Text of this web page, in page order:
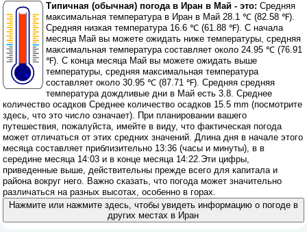
Типичная (обычная) погода в Иран в Май - это: Средняя
максимальная температура в Иран в Май 28.1 ℃ (82.58 ℉).
Средняя низкая температура 16.6 ℃ (61.88 ℉). С начала
месяца Май вы можете ожидать ниже температуры, средняя
максимальная температура составляет около 24.95 ℃ (76.91
℉). С конца месяца Май вы можете ожидать выше
температуры, средняя максимальная температура
составляет около 30.95 ℃ (87.71 ℉). Средняя средняя
температура дождливые дни в Май есть 3.8. Среднее
количество осадков Среднее количество осадков 15.5 mm (посмотрите
здесь, что это число означает). При планировании вашего
путешествия, пожалуйста, имейте в виду, что фактическая погода
может отличаться от этих средних значений. Длина дня в начале этого
месяца составляет приблизительно 13:36 (часы и минуты), в в
середине месяца 14:03 и в конце месяца 14:22.Эти цифры,
приведенные выше, действительны прежде всего для капитала и
района вокруг него. Важно сказать, что погода может значительно
различаться на разных высотах, особенно в горах.
Нажмите или нажмите здесь, чтобы увидеть информацию о погоде в
других местах в Иран